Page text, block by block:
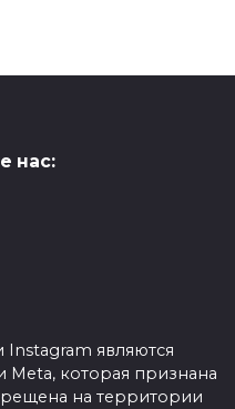
нас:
являются
которая признана
на территории